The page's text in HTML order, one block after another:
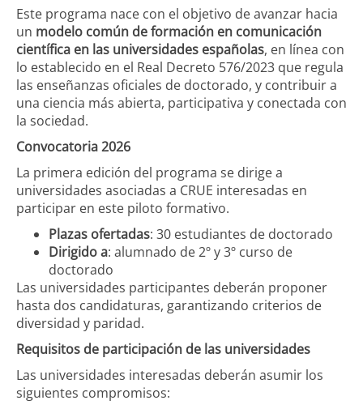
Este programa nace con el objetivo de avanzar hacia
un modelo común de formación en comunicación
científica en las universidades españolas, en línea con
lo establecido en el Real Decreto 576/2023 que regula
las enseñanzas oficiales de doctorado, y contribuir a
una ciencia más abierta, participativa y conectada con
la sociedad.
Convocatoria 2026
La primera edición del programa se dirige a
universidades asociadas a CRUE interesadas en
participar en este piloto formativo.
Plazas ofertadas: 30 estudiantes de doctorado
Dirigido a: alumnado de 2º y 3º curso de
doctorado
Las universidades participantes deberán proponer
hasta dos candidaturas, garantizando criterios de
diversidad y paridad.
Requisitos de participación de las universidades
Las universidades interesadas deberán asumir los
siguientes compromisos: